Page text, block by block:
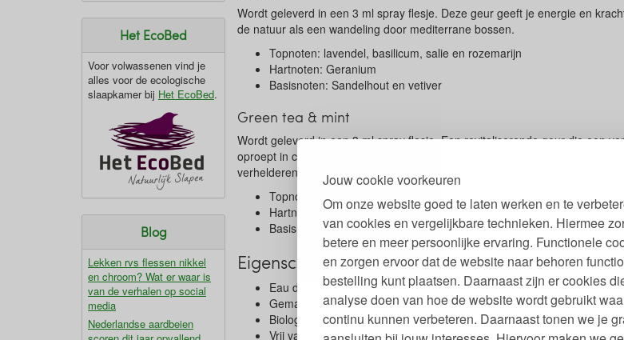
Jouw cookie voorkeuren
Om onze website goed te laten werken en te
van cookies en vergelijkbare technieken. Hiermee
betere en meer persoonlijke ervaring. Functionele
en zorgen ervoor dat de website naar behoren
bestelling kunt plaatsen. Daarnaast zijn er cookies
analyse doen van hoe de website wordt gebruikt
continu kunnen verbeteren. Daarnaast tonen we je
Het EcoBed
Voor volwassenen vind je
alles voor de ecologische
slaapkamer bij Het EcoBed.
Blog
Lekken rvs flessen nikkel
en chroom? Wat er waar is
van de verhalen op social
media
Nederlandse aardbeien
Wordt geleverd in een 3 ml spray flesje. Deze geur geeft je energie en
de natuur als een wandeling door mediterrane bossen.
Topnoten: lavendel, basilicum, salie en rozemarijn
Hartnoten: Geranium
Basisnoten: Sandelhout en vetiver
Green tea & mint
Wordt geleverd in een 3 ml spray flesje. Een revitaliserende geur die een
oproept in combinatie met verfrissende munt. Een stimulerende en
verhelderen, stress te verminderen en spanning te verlichten.
Topnoten: Citroen, bergamot en munt
Hartnoten: Galbanum, kardemom en gember
Basisnoten: Vetiver
Eigenschappen natuurlijke parfum
Eau de cologne van 100% natuurlijke ingrediënten
Gemaakt van essentiële oliën
Biologisch gekweekt
Vrij van plastic, oplossingsmiddelen, conserveringsmiddelen,